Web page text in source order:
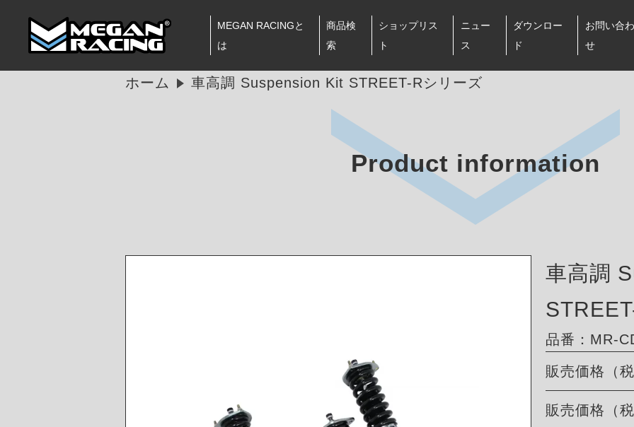
MEGAN RACINGと
は
商品検
索
ショップリス
ト
ニュー
ス
ダウンロー
ド
お問い合わ
せ
ホーム 車高調 Suspension Kit STREET-Rシリーズ
Product information
車高調
品番：MR-
販売価格（
販売価格（